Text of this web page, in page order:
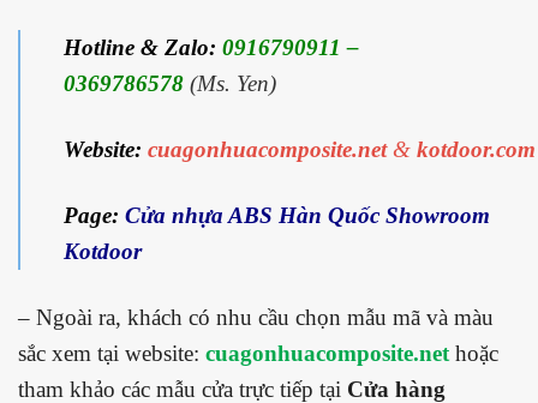
Hotline & Zalo: 0916790911 –
0369786578 (Ms. Yen)
Website: cuagonhuacomposite.net& kotdoor.com
Page: Cửa nhựa ABS Hàn Quốc Showroom
Kotdoor
– Ngoài ra, khách có nhu cầu chọn mẫu mã và màu
sắc xem tại website: cuagonhuacomposite.net hoặc
tham khảo các mẫu cửa trực tiếp tại Cửa hàng